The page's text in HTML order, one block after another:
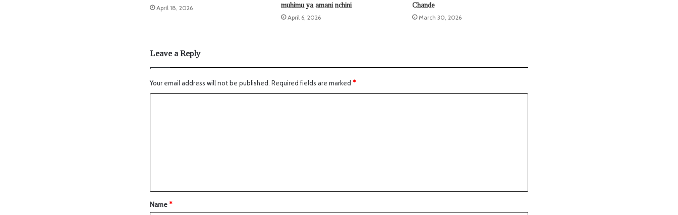
April 18, 2026
muhimu ya amani nchini
April 6, 2026
Chande
March 30, 2026
Leave a Reply
Your email address will not be published. Required fields are marked *
Name*